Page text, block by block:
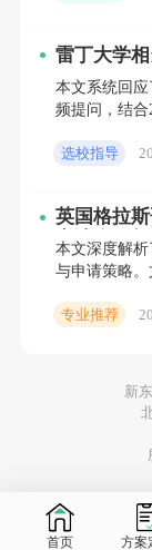
然而，需
留学地和院
必要过于气
雷丁大学
院校对标
本文系统回
频提问，结合
口期”红
选校指导
英国格拉
申请全解
本文深度解
与申请策略
了商学院的院
专业推荐
新
首页 方案